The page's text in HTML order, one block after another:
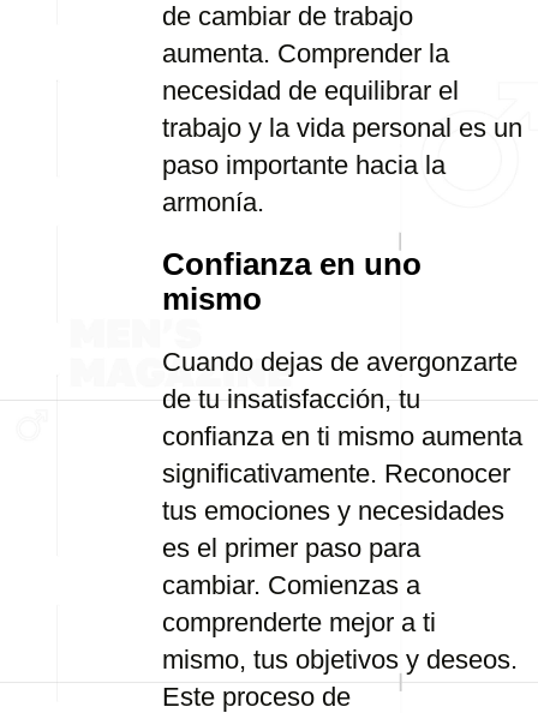
de cambiar de trabajo
aumenta. Comprender la
necesidad de equilibrar el
trabajo y la vida personal es un
paso importante hacia la
armonía.
Confianza en uno
mismo
Cuando dejas de avergonzarte
de tu insatisfacción, tu
confianza en ti mismo aumenta
significativamente. Reconocer
tus emociones y necesidades
es el primer paso para
cambiar. Comienzas a
comprenderte mejor a ti
mismo, tus objetivos y deseos.
Este proceso de